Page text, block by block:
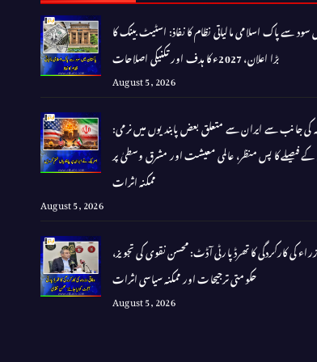
سود سے پاک اسلامی مالیاتی نظام کا نفاذ: اسٹیٹ بینک کا
بڑا اعلان، 2027ء کا ہدف اور تکنیکی اصلاحات
August 5, 2026
کی جانب سے ایران سے متعلق بعض پابندیوں میں نرمی:
فیصلے کا پس منظر، عالمی معیشت اور مشرق وسطیٰ پر
ممکنہ اثرات
August 5, 2026
کی کارکردگی کا تھرڈ پارٹی آڈٹ: محسن نقوی کی تجویز،
حکومتی ترجیحات اور ممکنہ سیاسی اثرات
August 5, 2026